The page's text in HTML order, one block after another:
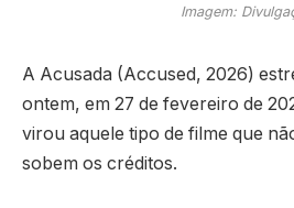
Imagem:
A Acusada (Accused, 2026)
ontem, em 27 de fevereiro de
virou aquele tipo de filme que
sobem os créditos.